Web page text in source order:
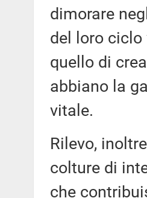
dimorare
del loro ciclo
quello di
abbiano la
vitale.
Rilevo,
colture di
che